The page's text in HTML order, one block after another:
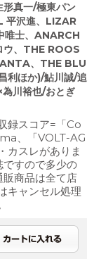
真一/極東パン
平沢進、LIZAR
唯士、ANARCH
ウ、THE ROOS
、THE BLU
利ほか)/鮎川誠/追
川裕也/おとぎ
録スコア=「Co
、「VOLT-AG
カスレがありま
すので多少の
商品は全て店
キャンセル処理